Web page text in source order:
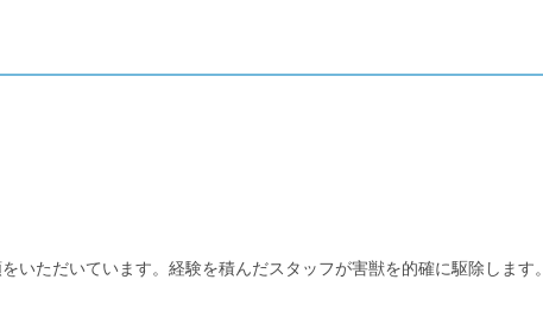
ただいています。経験を積んだスタッフが害獣を的確に駆除します。